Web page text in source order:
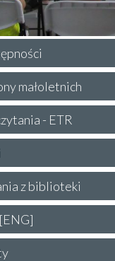
małoletnich
- ETR
z biblioteki